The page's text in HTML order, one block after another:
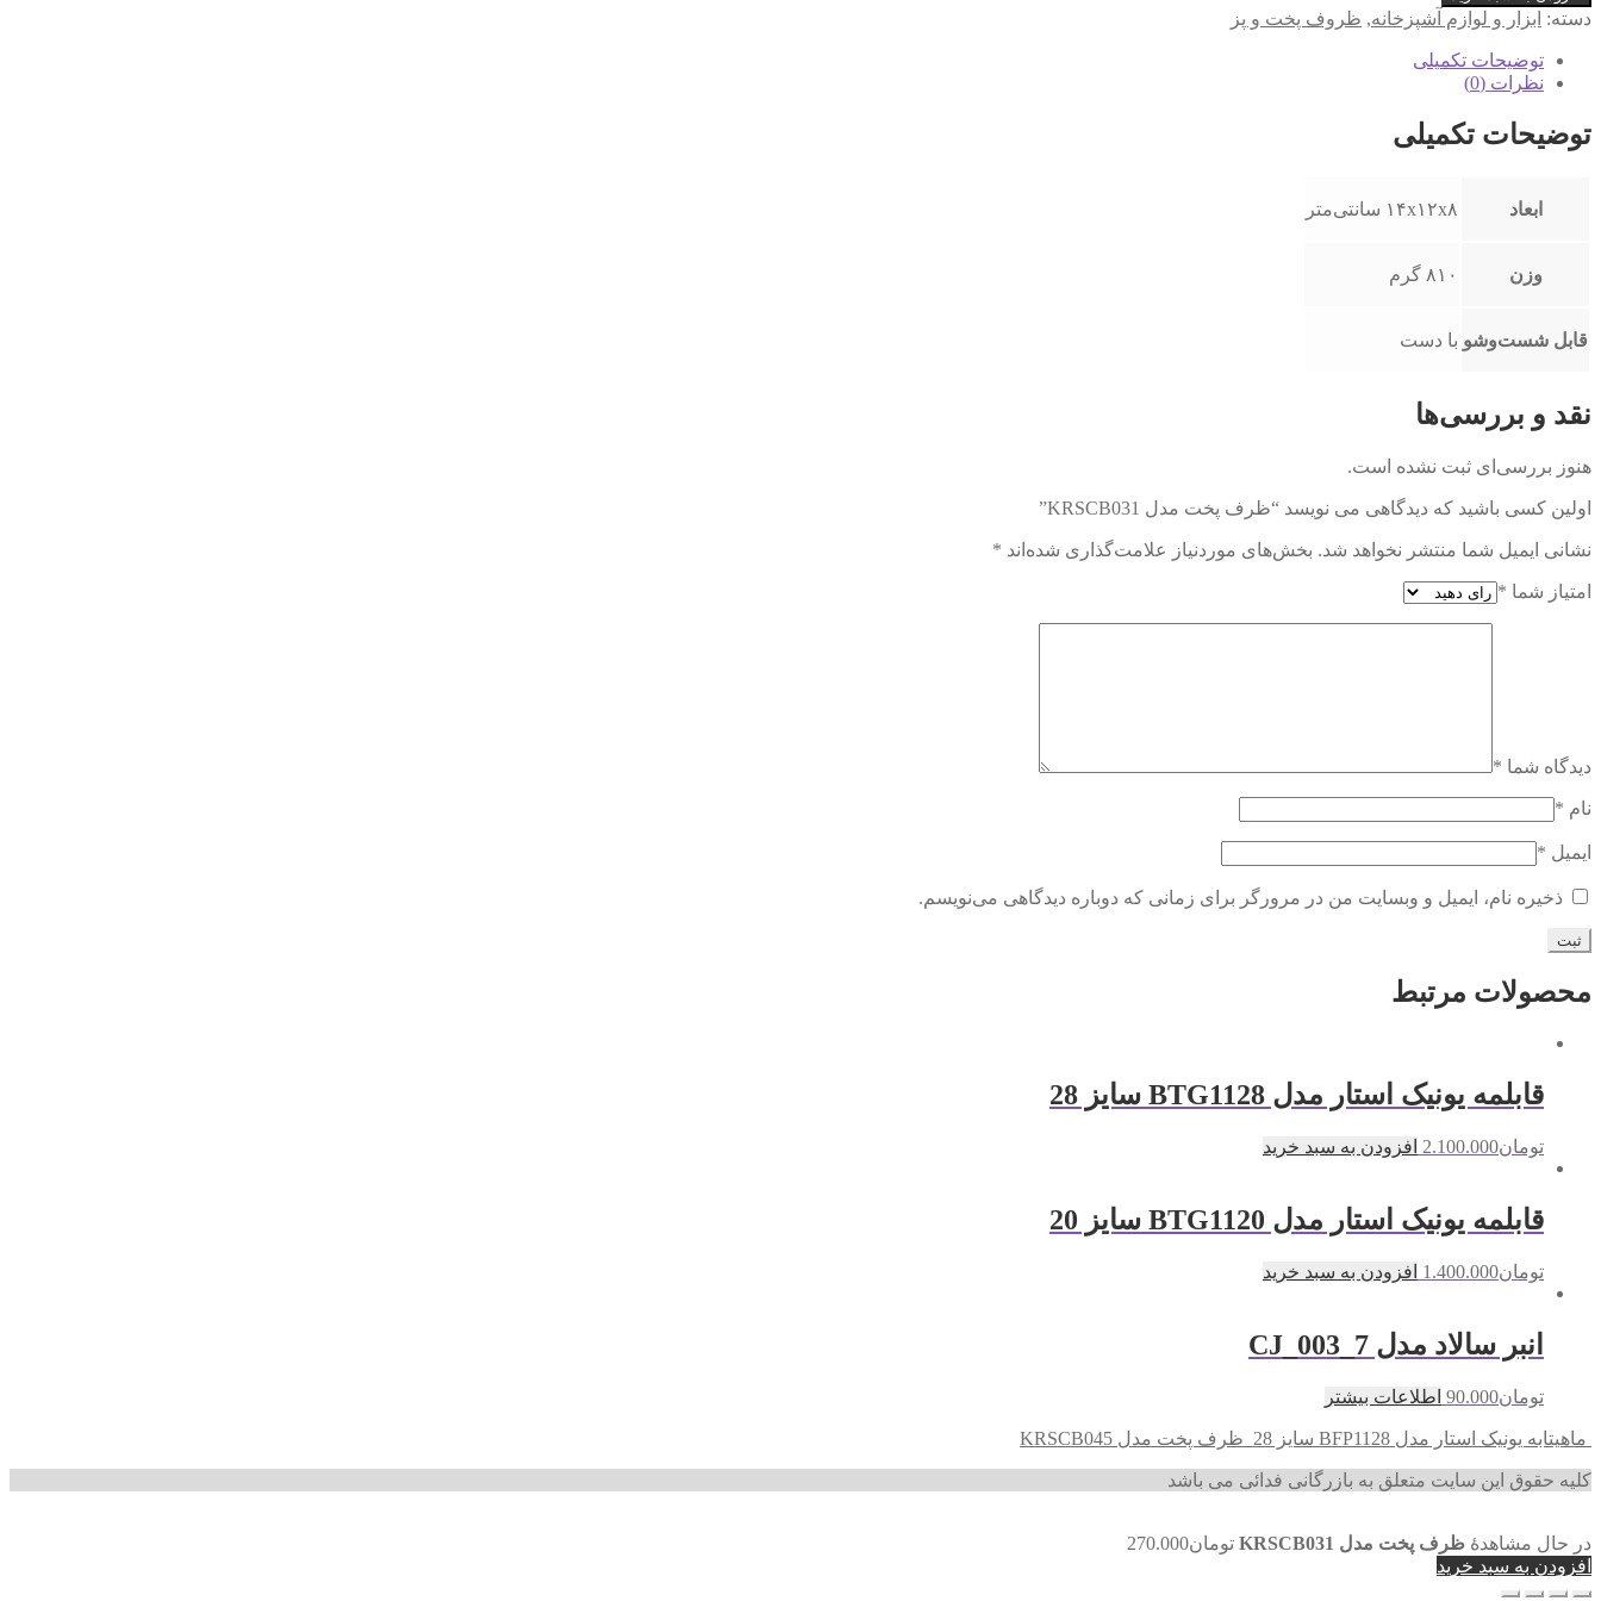
پخت
KRSCB031
دسته: ابزار و لوازم آشپزخانه, ظروف پخت و پز
توضیحات تکمیلی
نظرات (0)
توضیحات تکمیلی
ابعاد ۱۴x۱۲x۸ سانتی‌متر
وزن ۸۱۰ گرم
قابل شست‌و‌شو با دست
نقد و بررسی‌ها
هنوز بررسی‌ای ثبت نشده است.
اولین کسی باشید که دیدگاهی می نویسد “ظرف پخت مدل KRSCB031”
نشانی ایمیل شما منتشر نخواهد شد. بخش‌های موردنیاز علامت‌گذاری شده‌اند *
امتیاز شما *
دیدگاه شما *
نام *
ایمیل *
ذخیره نام، ایمیل و وبسایت من در مرورگر برای زمانی که دوباره دیدگاهی می‌نویسم.
محصولات مرتبط
قابلمه یونیک استار مدل BTG1128 سایز 28
تومان2.100.000 افزودن به سبد خرید
قابلمه یونیک استار مدل BTG1120 سایز 20
تومان1.400.000 افزودن به سبد خرید
انبر سالاد مدل CJ_003_7
تومان90.000 اطلاعات بیشتر
ماهیتابه یونیک استار مدل BFP1128 سایز 28 ظرف پخت مدل KRSCB045
کلیه حقوق این سایت متعلق به بازرگانی فدائی می باشد
در حال مشاهدهٔ ظرف پخت مدل KRSCB031 تومان270.000
افزودن به سبد خرید